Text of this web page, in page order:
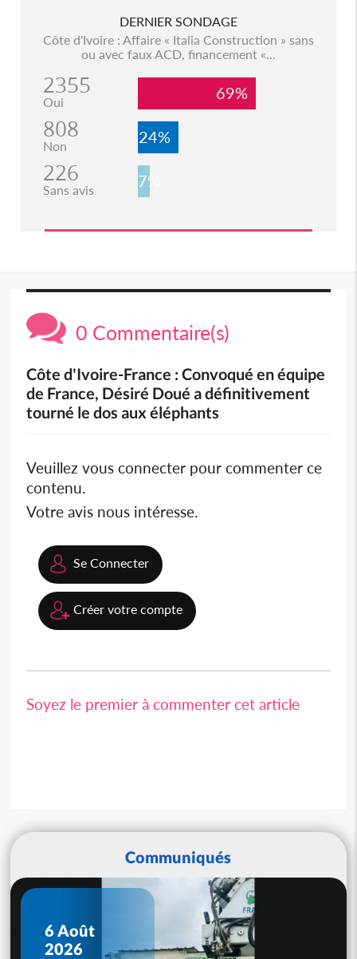
DERNIER SONDAGE
Côte d'Ivoire : Affaire « Italia Construction » sans
ou avec faux ACD, financement «...
2355
Oui 69%
808
Non 24%
226
Sans avis 7%
0 Commentaire(s)
Côte d'Ivoire-France : Convoqué en équipe
de France, Désiré Doué a définitivement
tourné le dos aux éléphants
Veuillez vous connecter pour commenter ce
contenu.
Votre avis nous intéresse.
Se Connecter
Créer votre compte
Soyez le premier à commenter cet article
Communiqués
6 Août
2026